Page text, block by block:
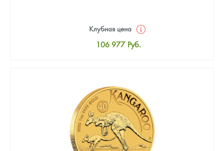
Клубная цена
106 977 Руб.
Цена выкупа
95 814 Руб.